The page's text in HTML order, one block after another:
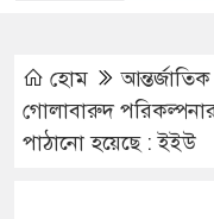
হোম
আন্তর্জাতিক
গোলাবারুদ
পাঠানো হয়েছে : ইইউ